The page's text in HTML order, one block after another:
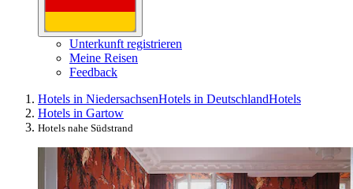
Unterkunft registrieren
Meine Reisen
Feedback
Hotels in NiedersachsenHotels in DeutschlandHotels
Hotels in Gartow
Hotels nahe Südstrand